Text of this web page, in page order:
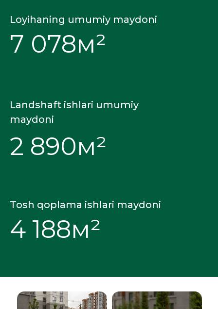
4 188м²
2 890м²
7 078м²
Tosh qoplama ishlari maydoni
Landshaft ishlari umumiy
maydoni
Loyihaning umumiy maydoni